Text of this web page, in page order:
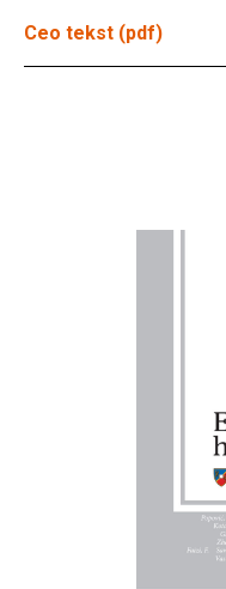
Ceo tekst (pdf)